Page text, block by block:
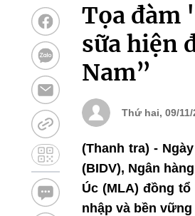
Tọa đàm
sữa hiện
Nam”
Thứ hai, 09/11/
(Thanh tra) -
(BIDV), Ngân
Úc (MLA) đồng
nhập và bền vững